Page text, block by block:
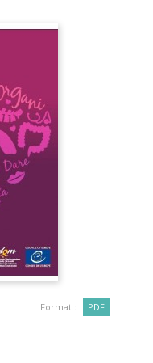
Format : PDF